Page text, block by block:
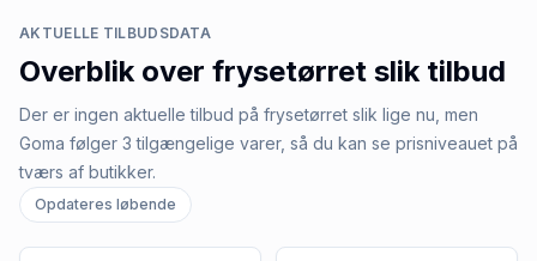
AKTUELLE TILBUDSDATA
Overblik over frysetørret slik tilbud
Der er ingen aktuelle tilbud på frysetørret slik lige nu, men
Goma følger 3 tilgængelige varer, så du kan se prisniveauet på
tværs af butikker.
Opdateres løbende